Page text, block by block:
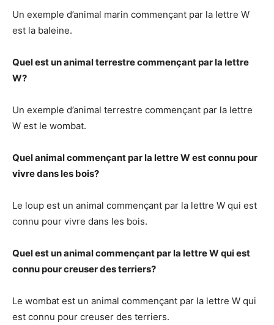
Un exemple d’animal marin commençant par la lettre W
est la baleine.
Quel est un animal terrestre commençant par la lettre
W?
Un exemple d’animal terrestre commençant par la lettre
W est le wombat.
Quel animal commençant par la lettre W est connu pour
vivre dans les bois?
Le loup est un animal commençant par la lettre W qui est
connu pour vivre dans les bois.
Quel est un animal commençant par la lettre W qui est
connu pour creuser des terriers?
Le wombat est un animal commençant par la lettre W qui
est connu pour creuser des terriers.